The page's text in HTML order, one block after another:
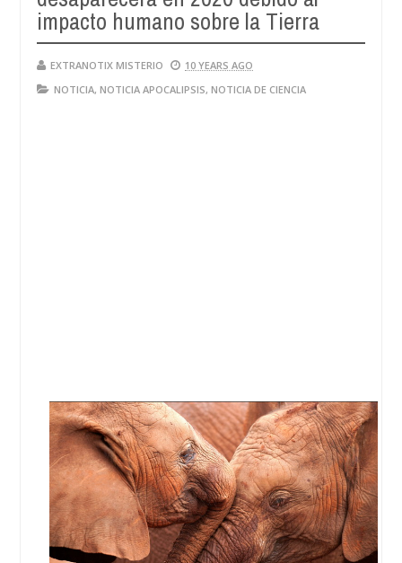
impacto humano sobre la Tierra
EXTRANOTIX MISTERIO
10 YEARS AGO
NOTICIA, NOTICIA APOCALIPSIS, NOTICIA DE CIENCIA